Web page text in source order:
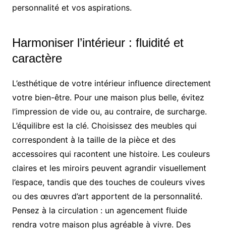
personnalité et vos aspirations.
Harmoniser l’intérieur : fluidité et
caractère
L’esthétique de votre intérieur influence directement
votre bien-être. Pour une maison plus belle, évitez
l’impression de vide ou, au contraire, de surcharge.
L’équilibre est la clé. Choisissez des meubles qui
correspondent à la taille de la pièce et des
accessoires qui racontent une histoire. Les couleurs
claires et les miroirs peuvent agrandir visuellement
l’espace, tandis que des touches de couleurs vives
ou des œuvres d’art apportent de la personnalité.
Pensez à la circulation : un agencement fluide
rendra votre maison plus agréable à vivre. Des